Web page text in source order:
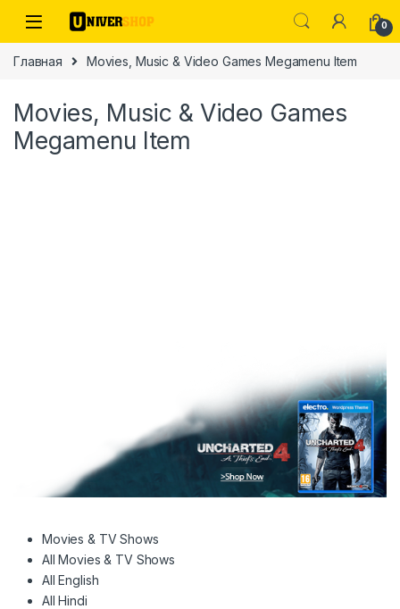
Skip to navigation
Skip to content
0
Главная Movies, Music & Video Games Megamenu Item
Movies, Music & Video Games
Megamenu Item
Movies & TV Shows
All Movies & TV Shows
All English
All Hindi